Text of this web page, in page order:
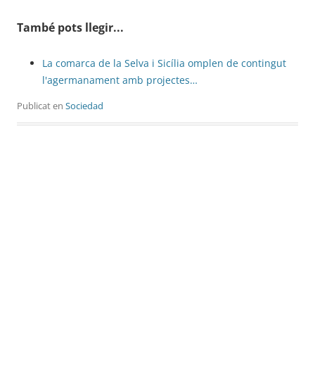
També pots llegir...
La comarca de la Selva i Sicília omplen de contingut
l'agermanament amb projectes…
Publicat en Sociedad